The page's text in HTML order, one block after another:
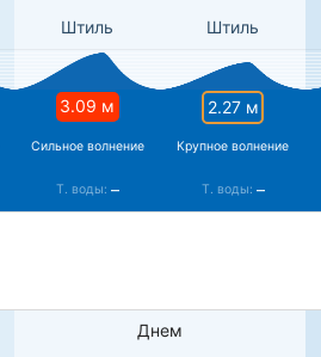
Штиль Штиль
3.09 м 2.27 м
Сильное волнение Крупное волнение
Т. воды: – Т. воды: –
Днем